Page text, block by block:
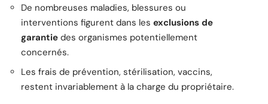
De nombreuses maladies, blessures ou
interventions figurent dans les exclusions de
garantie des organismes potentiellement
concernés.
Les frais de prévention, stérilisation, vaccins,
restent invariablement à la charge du propriétaire.